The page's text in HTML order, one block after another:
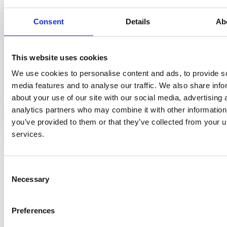
Consent Details
This website uses cookies
We use cookies to personalise content and ads, to provide
media features and to analyse our traffic. We also share
about your use of our site with our social media, advertising
analytics partners who may combine it with other
you’ve provided to them or that they’ve collected from your
services.
Selection
Necessary
Preferences
de Participatiewet benoemen
uitleggen wat jouw rol als medisch adviseur is ten
medisch advies geven in het kader van bijzondere
bijstand
voortbouwen op actualiteiten en laatste
ontwikkelingen in het veld
Voor wie?
zorgprofessionals (bijv. bedrijfsartsen, huisartsen, specialisten
publieke gezondheid.